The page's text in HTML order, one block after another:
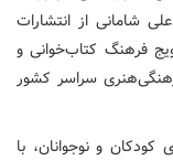
شامانی از انتشارات
فرهنگ کتاب‌خوانی و
سراسر کشور
و نوجوانان، با